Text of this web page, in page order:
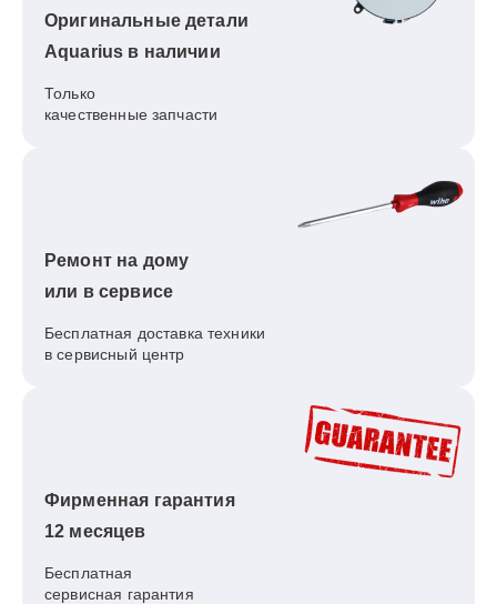
Оригинальные детали
Aquarius в наличии
Только
качественные запчасти
Ремонт на дому
или в сервисе
Бесплатная доставка техники
в сервисный центр
Фирменная гарантия
12 месяцев
Бесплатная
сервисная гарантия